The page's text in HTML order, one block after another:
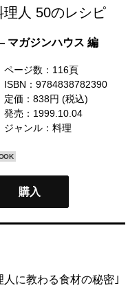
理人 50のレシピ
マガジンハウス 編
ページ数：116頁
ISBN：9784838782390
定価：838円 (税込)
発売：1999.10.04
ジャンル：料理
購入
に教わる食材の秘密｣